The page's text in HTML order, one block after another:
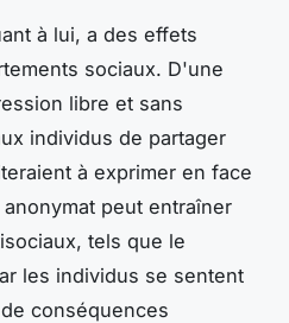
à lui, a des effets
sociaux. D'une
libre et sans
individus de partager
à exprimer en face
peut entraîner
tels que le
les individus se sentent
conséquences